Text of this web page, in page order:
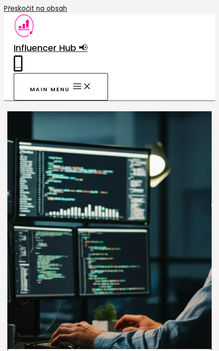
Přeskočit na obsah
Influencer Hub 📢
MAIN MENU